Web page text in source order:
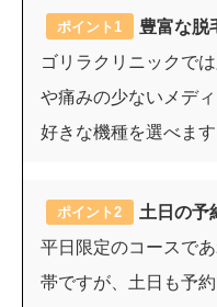
ポイント1
豊富な脱
ゴリラクリニックで
や痛みの少ないメデ
好きな機種を選べます
ポイント2
土日の予
平日限定のコースで
帯ですが、土日も予